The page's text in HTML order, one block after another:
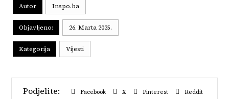
Autor Inspo.ba
Objavljeno: 26. Marta 2025.
Kategorija Vijesti
Facebook X Pinterest
Reddit